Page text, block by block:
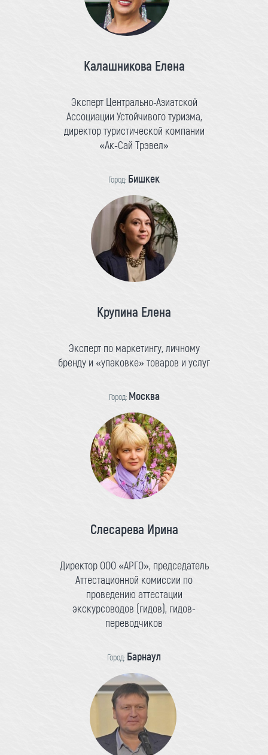
Калашникова Елена
Эксперт Центрально-Азиатской
Ассоциации Устойчивого туризма,
директор туристической компании
«Ак-Сай Трэвел»
Город: Бишкек
Крупина Елена
Эксперт по маркетингу, личному
бренду и «упаковке» товаров и услуг
Город: Москва
Слесарева Ирина
Директор ООО «АРГО», председатель
Аттестационной комиссии по
проведению аттестации
экскурсоводов (гидов), гидов-
переводчиков
Город: Барнаул